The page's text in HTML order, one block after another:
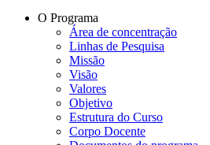
O Programa
Área de concentração
Linhas de Pesquisa
Missão
Visão
Valores
Objetivo
Estrutura do Curso
Corpo Docente